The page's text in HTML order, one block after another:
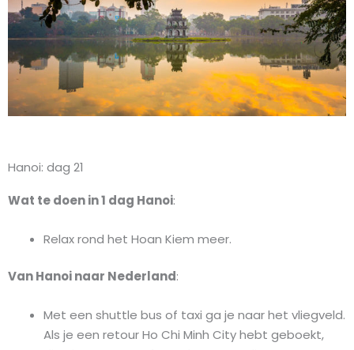
Hanoi: dag 21
Wat te doen in 1 dag Hanoi:
Relax rond het Hoan Kiem meer.
Van Hanoi naar Nederland:
Met een shuttle bus of taxi ga je naar het vliegveld.
Als je een retour Ho Chi Minh City hebt geboekt,